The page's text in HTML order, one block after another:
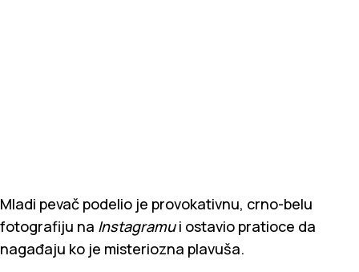
Mladi pevač podelio je provokativnu, crno-belu
fotografiju na Instagramui ostavio pratioce da
nagađaju ko je misteriozna plavuša.